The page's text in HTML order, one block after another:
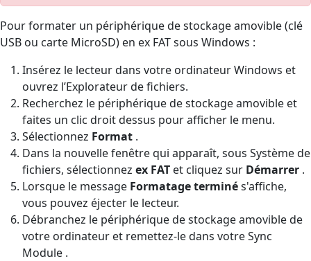
Pour formater un périphérique de stockage amovible (clé
USB ou carte MicroSD) en ex FAT sous Windows :
Insérez le lecteur dans votre ordinateur Windows et
ouvrez l’Explorateur de fichiers.
Recherchez le périphérique de stockage amovible et
faites un clic droit dessus pour afficher le menu.
Sélectionnez Format .
Dans la nouvelle fenêtre qui apparaît, sous Système de
fichiers, sélectionnez ex FAT et cliquez sur Démarrer .
Lorsque le message Formatage terminés'affiche,
vous pouvez éjecter le lecteur.
Débranchez le périphérique de stockage amovible de
votre ordinateur et remettez-le dans votre Sync
Module .